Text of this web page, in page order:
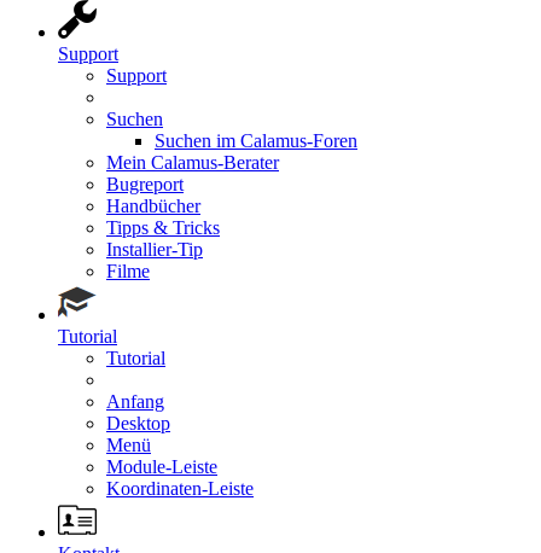
Support
Support
Suchen
Suchen im Calamus-Foren
Mein Calamus-Berater
Bugreport
Handbücher
Tipps & Tricks
Installier-Tip
Filme
Tutorial
Tutorial
Anfang
Desktop
Menü
Module-Leiste
Koordinaten-Leiste